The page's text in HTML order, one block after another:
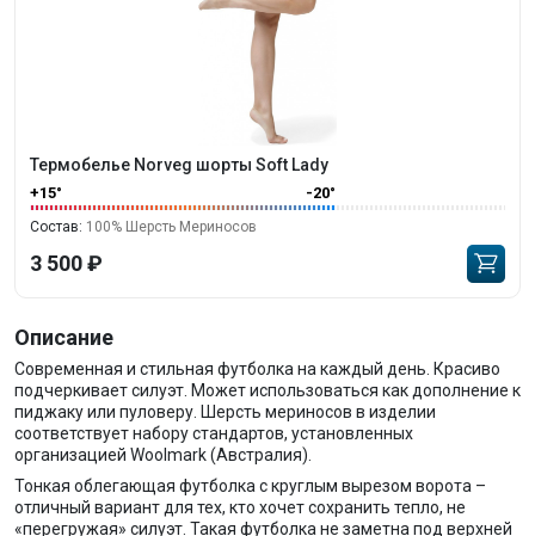
Термобелье Norveg шорты Soft Lady
+15° -20°
Состав: 100% Шерсть Мериносов
3 500 ₽
Описание
Современная и стильная футболка на каждый день. Красиво
подчеркивает силуэт. Может использоваться как дополнение к
пиджаку или пуловеру. Шерсть мериносов в изделии
соответствует набору стандартов, установленных
организацией Woolmark (Австралия).
Тонкая облегающая футболка с круглым вырезом ворота –
отличный вариант для тех, кто хочет сохранить тепло, не
«перегружая» силуэт. Такая футболка не заметна под верхней